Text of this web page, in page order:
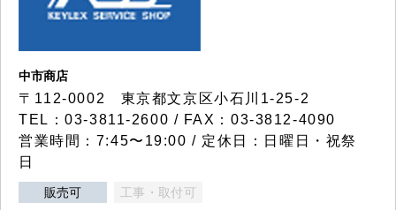
中市商店
〒112-0002 東京都文京区小石川1-25-2
TEL：03-3811-2600 / FAX：03-3812-4090
営業時間：7:45〜19:00 / 定休日：日曜日・祝祭
日
販売可 工事・取付可